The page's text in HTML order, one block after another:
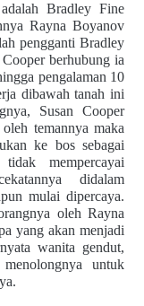
Bradley Fine
Rayna Boyanov
pengganti Bradley
berhubung ia
pengalaman 10
dibawah tanah ini
Susan Cooper
temannya maka
ke bos sebagai
mempercayai
didalam
mulai dipercaya.
oleh Rayna
yang akan menjadi
wanita gendut,
untuk